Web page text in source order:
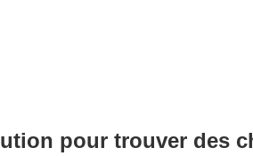
pour trouver des